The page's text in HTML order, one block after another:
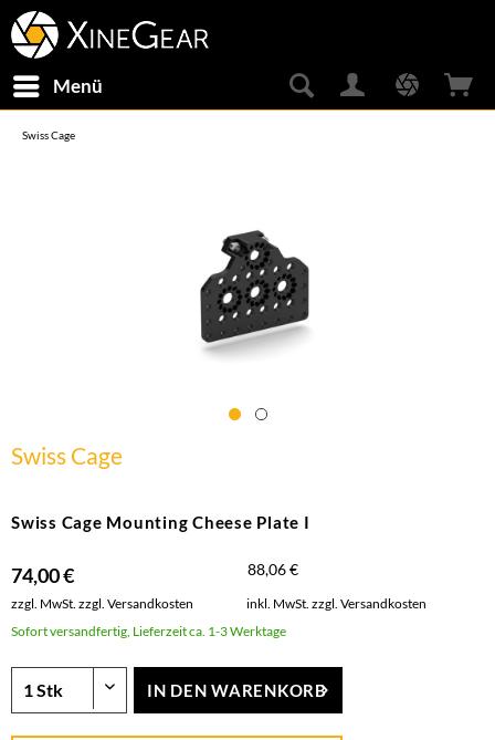
Menü
Swiss Cage
Swiss Cage
Swiss Cage Mounting Cheese Plate I
74,00 € 88,06 €
zzgl. MwSt. zzgl. Versandkosten inkl. MwSt. zzgl. Versandkosten
Sofort versandfertig, Lieferzeit ca. 1-3 Werktage
IN DEN WARENKORB